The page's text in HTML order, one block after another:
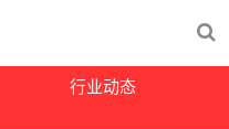
行业动态